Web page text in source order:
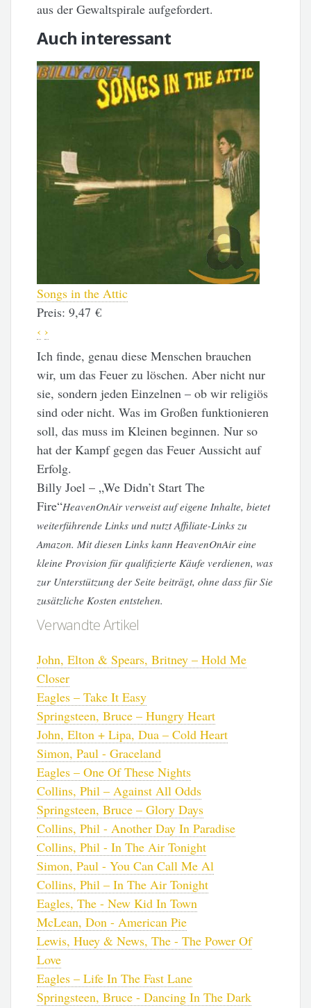
aus der Gewaltspirale aufgefordert.
Auch interessant
Songs in the Attic
Preis:9,47 €
‹ ›
Ich finde, genau diese Menschen brauchen
wir, um das Feuer zu löschen. Aber nicht nur
sie, sondern jeden Einzelnen – ob wir religiös
sind oder nicht. Was im Großen funktionieren
soll, das muss im Kleinen beginnen. Nur so
hat der Kampf gegen das Feuer Aussicht auf
Erfolg.
Billy Joel – „We Didn’t Start The
Fire“HeavenOnAir verweist auf eigene Inhalte, bietet
weiterführende Links und nutzt Affiliate-Links zu
Amazon. Mit diesen Links kann HeavenOnAir eine
kleine Provision für qualifizierte Käufe verdienen, was
zur Unterstützung der Seite beiträgt, ohne dass für Sie
zusätzliche Kosten entstehen.
Verwandte Artikel
John, Elton & Spears, Britney – Hold Me
Closer
Eagles – Take It Easy
Springsteen, Bruce – Hungry Heart
John, Elton + Lipa, Dua – Cold Heart
Simon, Paul - Graceland
Eagles – One Of These Nights
Collins, Phil – Against All Odds
Springsteen, Bruce – Glory Days
Collins, Phil - Another Day In Paradise
Collins, Phil - In The Air Tonight
Simon, Paul - You Can Call Me Al
Collins, Phil – In The Air Tonight
Eagles, The - New Kid In Town
McLean, Don - American Pie
Lewis, Huey & News, The - The Power Of
Love
Eagles – Life In The Fast Lane
Springsteen, Bruce - Dancing In The Dark